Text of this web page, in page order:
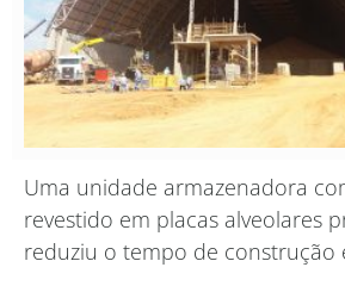
Uma unidade armazenadora
revestido em placas alveolares
reduziu o tempo de construção